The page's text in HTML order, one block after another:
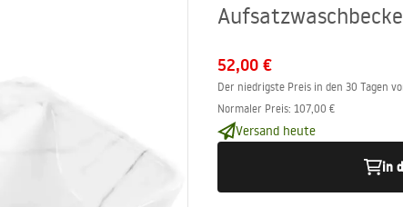
52,00 €
Der niedrigste Preis in den 30 Tagen
Normaler Preis: 107,00 €
Versand heute
in